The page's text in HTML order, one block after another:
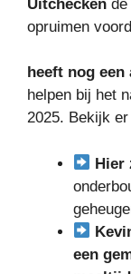
Uitchecken de
opruimen
heeft nog
helpen bij het
2025. Bekijk
Hier
een